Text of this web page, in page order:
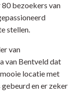
bezoekers van
stellen.
van
van Bentveld dat
locatie met
en er zeker